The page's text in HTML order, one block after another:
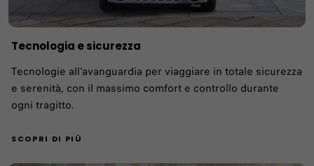
Tecnologia e sicurezza
Tecnologie all'avanguardia per viaggiare in totale sicurezza
e serenità, con il massimo comfort e controllo durante
ogni tragitto.
SCOPRI DI PIÙ